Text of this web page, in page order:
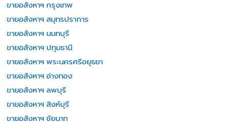
ขายอสังหาฯ กรุงเทพ
ขายอสังหาฯ สมุทรปราการ
ขายอสังหาฯ นนทบุรี
ขายอสังหาฯ ปทุมธานี
ขายอสังหาฯ พระนครศรีอยุธยา
ขายอสังหาฯ อ่างทอง
ขายอสังหาฯ ลพบุรี
ขายอสังหาฯ สิงห์บุรี
ขายอสังหาฯ ชัยนาท